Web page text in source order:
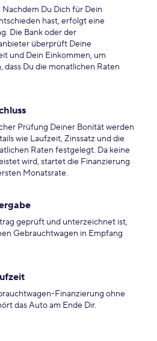
Du Dich für Dein
hast, erfolgt eine
Die Bank oder der
überprüft Deine
und Dein Einkommen, um
dass Du die monatlichen Raten
Prüfung Deiner Bonität werden
wie Laufzeit, Zinssatz und die
Raten festgelegt. Da keine
wird, startet die Finanzierung
Monatsrate.
geprüft und unterzeichnet ist,
Gebrauchtwagen in Empfang
Finanzierung ohne
das Auto am Ende Dir.